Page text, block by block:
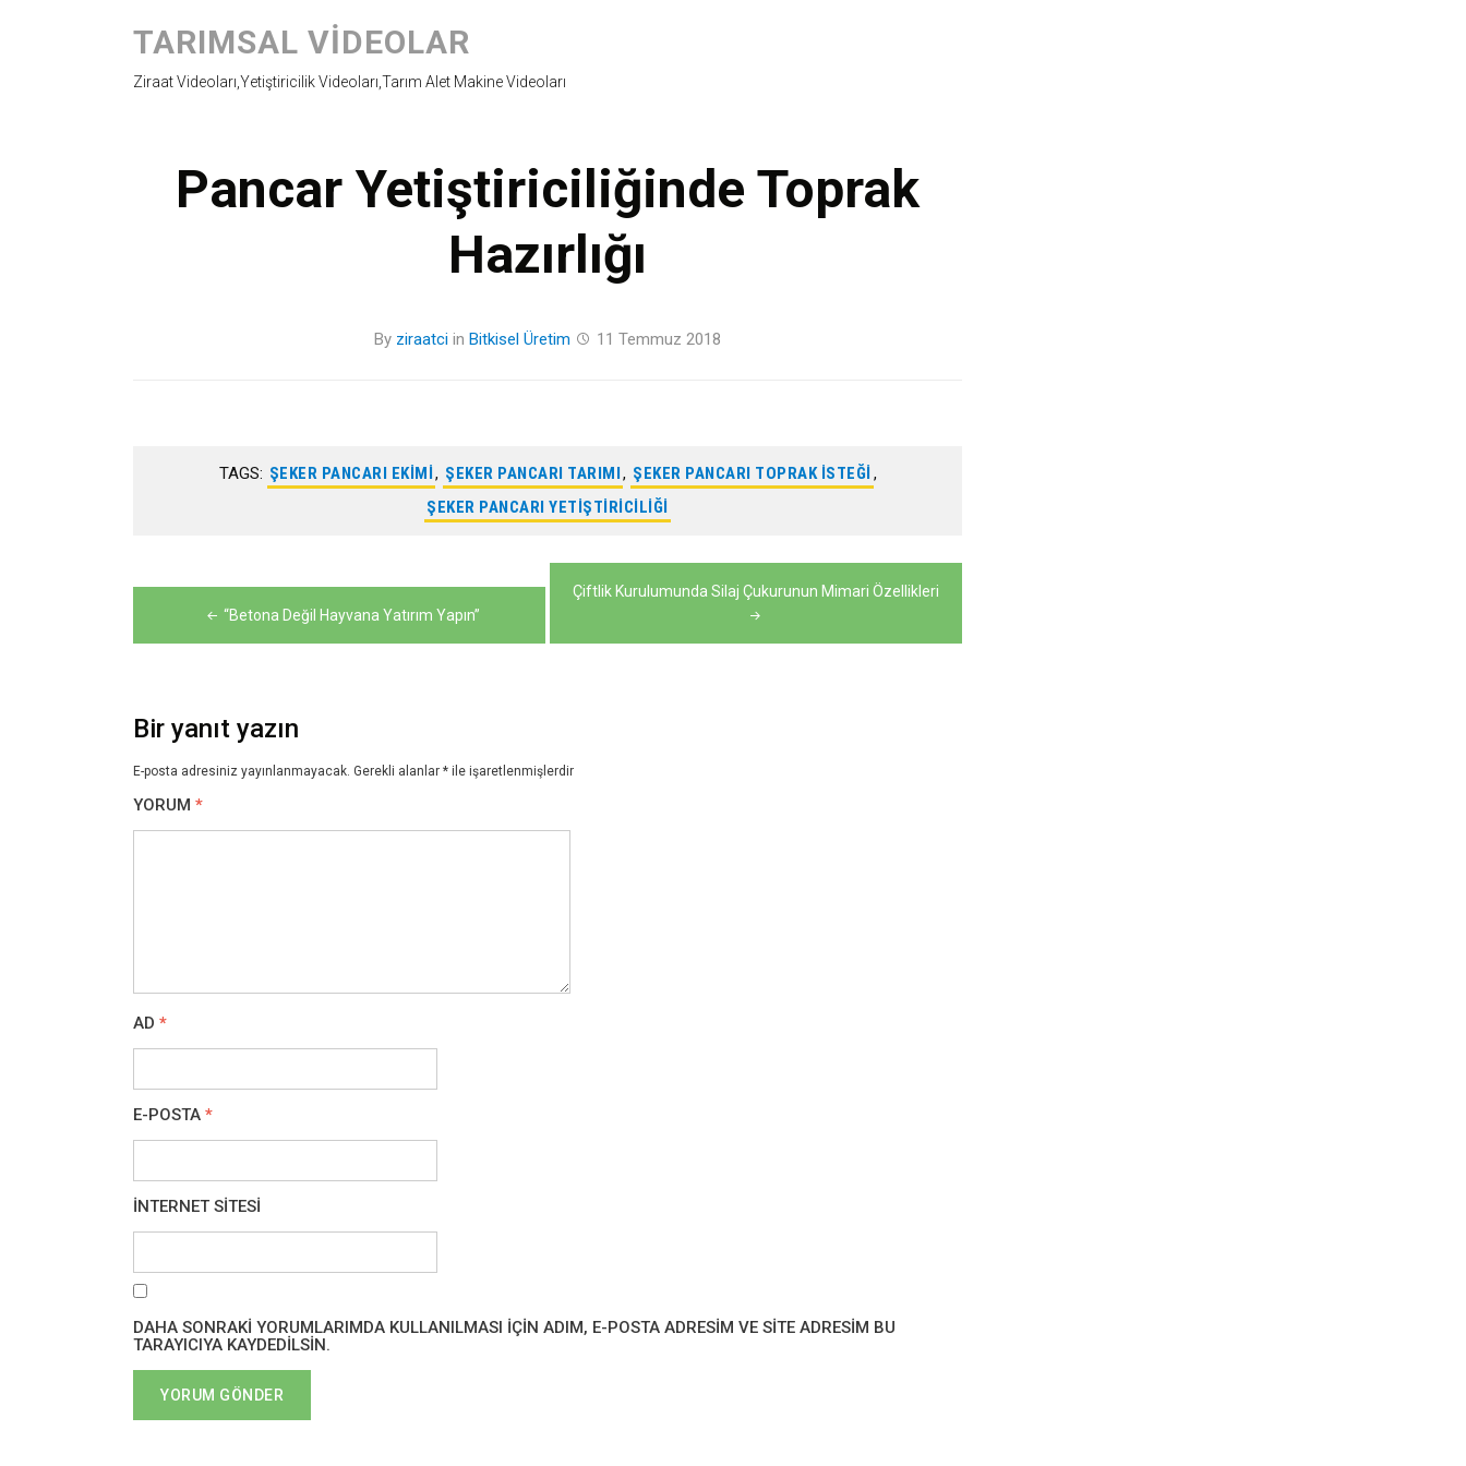
TARIMSAL VIDEOLAR
Ziraat Videoları,Yetiştiricilik Videoları,Tarım Alet Makine Videoları
Pancar Yetiştiriciliğinde Toprak
Hazırlığı
By ziraatci in Bitkisel Üretim 11 Temmuz 2018
TAGS: ŞEKER PANCARI EKIMI, ŞEKER PANCARI TARIMI, ŞEKER PANCARI TOPRAK ISTEĞI ,
ŞEKER PANCARI YETIŞTIRICILIĞI
Yazı
gezinmesi
“Betona Değil Hayvana Yatırım Yapın”
Çiftlik Kurulumunda Silaj Çukurunun Mimari Özellikleri
Bir yanıt yazın
E-posta adresiniz yayınlanmayacak. Gerekli alanlar * ile işaretlenmişlerdir
YORUM *
AD *
E-POSTA *
İNTERNET SITESI
DAHA SONRAKI YORUMLARIMDA KULLANILMASI IÇIN ADIM, E-POSTA ADRESIM VE SITE ADRESIM BU
TARAYICIYA KAYDEDILSIN.